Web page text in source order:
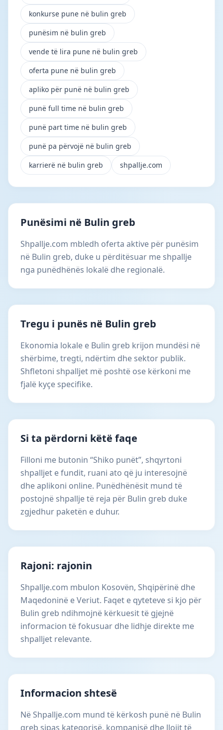
konkurse pune në bulin greb
punësim në bulin greb
vende të lira pune në bulin greb
oferta pune në bulin greb
apliko për punë në bulin greb
punë full time në bulin greb
punë part time në bulin greb
punë pa përvojë në bulin greb
karrierë në bulin greb
shpallje.com
Punësimi në Bulin greb
Shpallje.com mbledh oferta aktive për punësim
në Bulin greb, duke u përditësuar me shpallje
nga punëdhënës lokalë dhe regionalë.
Tregu i punës në Bulin greb
Ekonomia lokale e Bulin greb krijon mundësi në
shërbime, tregti, ndërtim dhe sektor publik.
Shfletoni shpalljet më poshtë ose kërkoni me
fjalë kyçe specifike.
Si ta përdorni këtë faqe
Filloni me butonin “Shiko punët”, shqyrtoni
shpalljet e fundit, ruani ato që ju interesojnë
dhe aplikoni online. Punëdhënësit mund të
postojnë shpallje të reja për Bulin greb duke
zgjedhur paketën e duhur.
Rajoni: rajonin
Shpallje.com mbulon Kosovën, Shqipërinë dhe
Maqedoninë e Veriut. Faqet e qyteteve si kjo për
Bulin greb ndihmojnë kërkuesit të gjejnë
informacion të fokusuar dhe lidhje direkte me
shpalljet relevante.
Informacion shtesë
Në Shpallje.com mund të kërkosh punë në Bulin
greb sipas kategorisë, kompanisë dhe llojit të